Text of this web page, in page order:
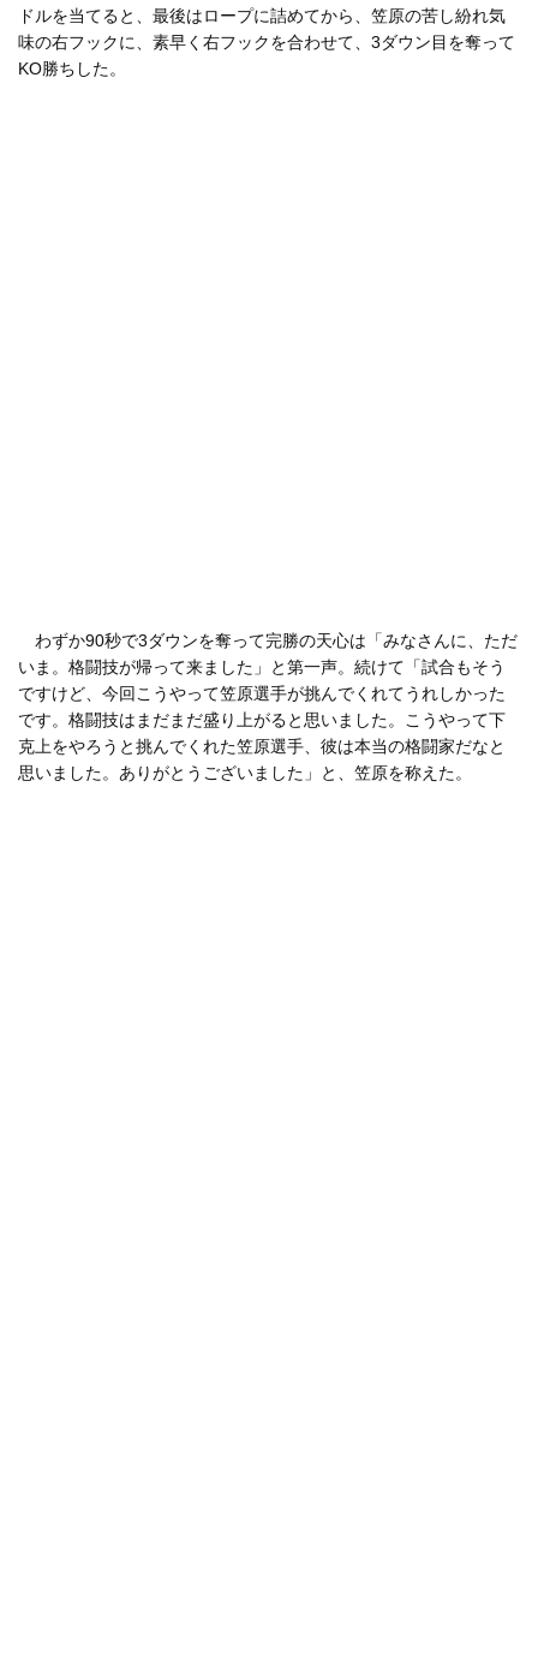
ドルを当てると、最後はロープに詰めてから、笠原の苦し紛れ気
味の右フックに、素早く右フックを合わせて、3ダウン目を奪って
KO勝ちした。
わずか90秒で3ダウンを奪って完勝の天心は「みなさんに、ただ
いま。格闘技が帰って来ました」と第一声。続けて「試合もそう
ですけど、今回こうやって笠原選手が挑んでくれてうれしかった
です。格闘技はまだまだ盛り上がると思いました。こうやって下
克上をやろうと挑んでくれた笠原選手、彼は本当の格闘家だなと
思いました。ありがとうございました」と、笠原を称えた。